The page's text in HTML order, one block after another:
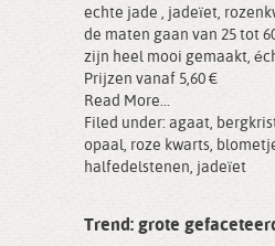
echte jade , jadeïet,
de maten gaan van 25 tot
zijn heel mooi gemaakt,
Prijzen vanaf 5,60 €
Read More...
Filed under: agaat,
opaal, roze kwarts,
halfedelstenen, jadeïet
Trend: grote